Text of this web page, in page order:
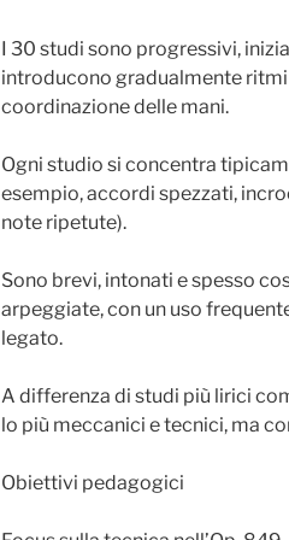
I 30 studi sono progressivi,
introducono gradualmente
coordinazione delle mani.
Ogni studio si concentra
esempio, accordi spezzati,
note ripetute).
Sono brevi, intonati e spesso
arpeggiate, con un uso
legato.
A differenza di studi più lirici
lo più meccanici e tecnici, ma
Obiettivi pedagogici